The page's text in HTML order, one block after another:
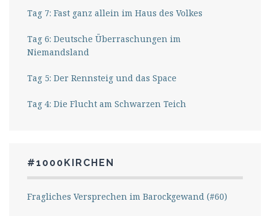
Tag 7: Fast ganz allein im Haus des Volkes
Tag 6: Deutsche Überraschungen im
Niemandsland
Tag 5: Der Rennsteig und das Space
Tag 4: Die Flucht am Schwarzen Teich
#1000KIRCHEN
Fragliches Versprechen im Barockgewand (#60)